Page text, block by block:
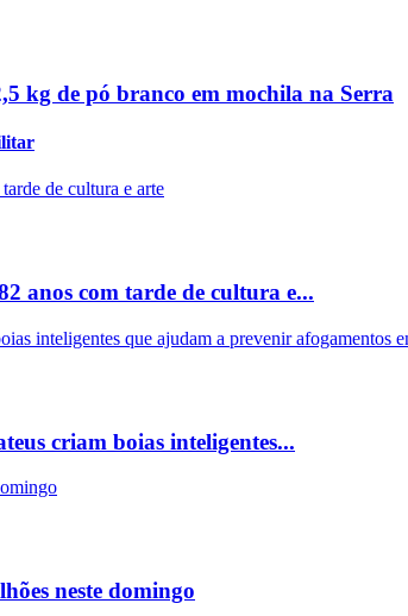
kg de pó branco em mochila na Serra
anos com tarde de cultura e...
criam boias inteligentes...
neste domingo